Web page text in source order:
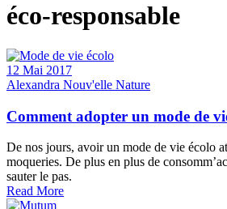
éco-responsable
12 Mai 2017
Alexandra Nouv'elle Nature
Comment adopter un mode de
De nos jours, avoir un mode de vie écolo
moqueries. De plus en plus de
sauter le pas.
Read More